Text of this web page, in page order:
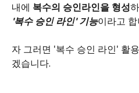
내에 복수의 승인라인을 형성
'복수 승인 라인' 기능이라고 합
자 그러면 '복수 승인 라인' 활
겠습니다.